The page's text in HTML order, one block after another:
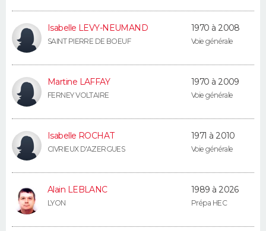
Isabelle LEVY-NEUMAND
SAINT PIERRE DE BOEUF
1970 à 2008
Voie générale
Martine LAFFAY
FERNEY VOLTAIRE
1970 à 2009
Voie générale
Isabelle ROCHAT
CIVRIEUX D'AZERGUES
1971 à 2010
Voie générale
Alain LEBLANC
LYON
1989 à 2026
Prépa HEC